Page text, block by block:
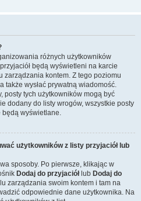
różnych użytkowników
będą wyświetleni na karcie
zarządzania kontem. Z tego poziomu
także wysłać prywatną wiadomość.
posty tych użytkowników mogą być
dodany do listy wrogów, wszystkie posty
wyświetlane.
użytkowników z listy przyjaciół lub
sposoby. Po pierwsze, klikając w
Dodaj do przyjaciółlub Dodaj do
zarządzania swoim kontem i tam na
odpowiednie dane użytkownika. Na